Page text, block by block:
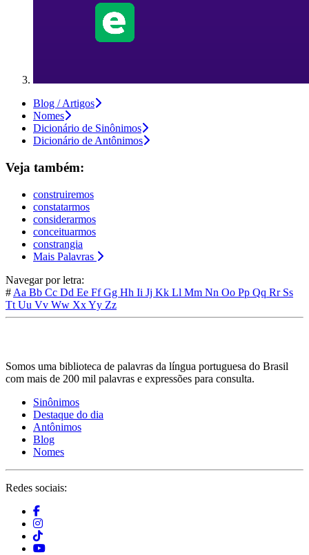
Blog / Artigos
Nomes
Dicionário de Sinônimos
Dicionário de Antônimos
Veja também:
construiremos
constatarmos
considerarmos
conceituarmos
constrangia
Mais Palavras
Navegar por letra:
# Aa Bb Cc Dd Ee FfGg Hh Ii Jj Kk Ll Mm Nn Oo Pp Qq Rr Ss
Tt Uu Vv Ww XxYy Zz
Somos uma biblioteca de palavras da língua portuguesa do Brasil
com mais de 200 mil palavras e expressões para consulta.
Sinônimos
Destaque do dia
Antônimos
Blog
Nomes
Redes sociais: